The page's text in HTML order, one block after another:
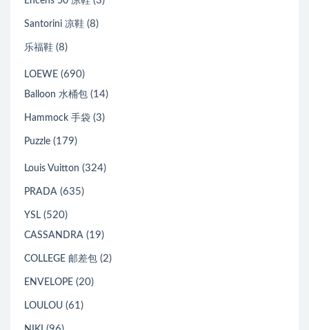
Santorini 凉鞋 (8)
乐福鞋 (8)
LOEWE (690)
Balloon 水桶包 (14)
Hammock 手袋 (3)
Puzzle (179)
Louis Vuitton (324)
PRADA (635)
YSL (520)
CASSANDRA (19)
COLLEGE 邮差包 (2)
ENVELOPE (20)
LOULOU (61)